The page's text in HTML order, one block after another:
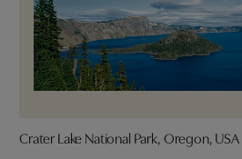
Crater Lake National Park, Oregon, USA